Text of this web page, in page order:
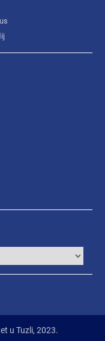
u Tuzli, 2023.